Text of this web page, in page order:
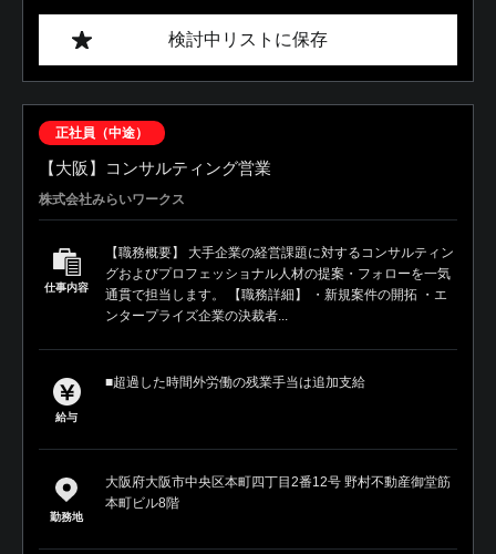
検討中リストに保存
正社員（中途）
【大阪】コンサルティング営業
株式会社みらいワークス
仕事内容
【職務概要】 大手企業の経営課題に対するコンサルティン
グおよびプロフェッショナル人材の提案・フォローを一気
通貫で担当します。 【職務詳細】 ・新規案件の開拓 ・エ
ンタープライズ企業の決裁者...
給与
■超過した時間外労働の残業手当は追加支給
勤務地
大阪府大阪市中央区本町四丁目2番12号 野村不動産御堂筋
本町ビル8階